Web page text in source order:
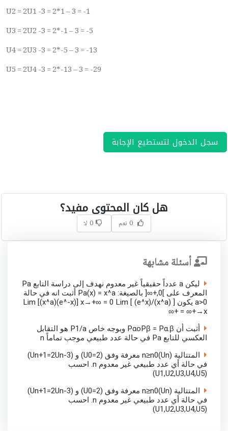
U2 = 2U1 -3 = 2*1 – 3 = -1
U3 = 2U2 -3 = 2*-1 – 3 = -5
U4 = 2U3 -3 = 2*-5 – 3 = -13
U5 = 2U4 -3 = 2*-13 – 3 = -29
سجل الدخول لتستطيع الإجابة
هل كان المحتوى مفيد؟
0 نعم 0 لا
أسئلة مشابهة
ليكن a عدداً حقيقياً غير معدوم نهدف إلى دراسة التابع Pa
المعرف على ]0,+∞[ بالصيغة: Pa(x) = x^a أثبت انه في حالة
a>0 يكون Lim [(x^a)(e^-x)] x→+∞ = 0 Lim [ (e^x)/(x^a) ]
x→+∞ = +∞
أثبت أن PαoPβ = Pα.β وبوجه خاص P1/a هو التقابل
العكسي للتابع Pa في حالة عدد طبيعي موجب تماماً n
المتتالية (Un)n≥n0 معرفة وفق (U0=2) و (Un+1=2Un-3)
في حالة أي عدد طبيعي غير معدوم n. احسب
(U1,U2,U3,U4,U5)
المتتالية (Un)n≥n0 معرفة وفق (U0=2) و (Un+1=2Un-3)
في حالة أي عدد طبيعي غير معدوم n. احسب
(U1,U2,U3,U4,U5)